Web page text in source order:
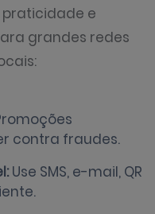
e
grandes redes
contra fraudes.
Use SMS, e-mail, QR